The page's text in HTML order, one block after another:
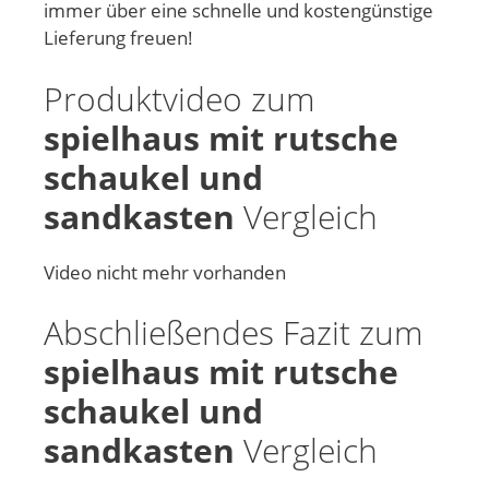
immer über eine schnelle und kostengünstige
Lieferung freuen!
Produktvideo zum
spielhaus mit rutsche
schaukel und
sandkasten Vergleich
Video nicht mehr vorhanden
Abschließendes Fazit zum
spielhaus mit rutsche
schaukel und
sandkasten Vergleich